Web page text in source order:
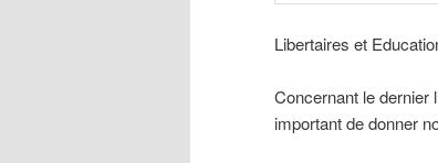
Libertaires et
Concernant le dernier
important de donner